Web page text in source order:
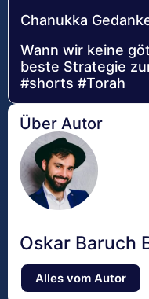
Chanukka
Wann wir keine
beste Strategie
#shorts #Torah
Über Autor
Oskar Baruch
Alles vom Autor